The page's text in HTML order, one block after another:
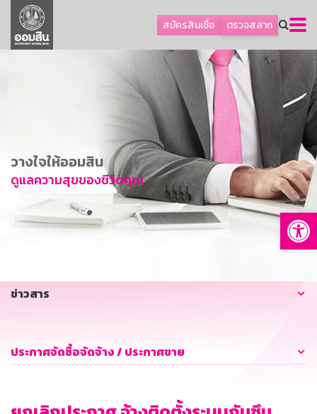
สมัครสินเชื่อ ตรวจสลาก
ลูกค้าธุรกิจ
ลูกค้าผู้ประกอบรายย่อย
การพัฒนาที่ยั่งยืน
ข่าวสาร
บริการทางการเงิน
อื่นๆ
วางใจให้ออมสิน
ดูแลความสุขของชีวิตคุณ
ข่าวสาร
ประกาศจัดซื้อจัดจ้าง / ประกาศขาย